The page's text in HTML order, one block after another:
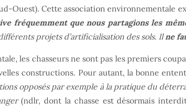
Ouest). Cette association environnementale
fréquemment que nous partagions les
projets d’artificialisation des sols. Ilne
les chasseurs ne sont pas les premiers
constructions. Pour autant, la bonne
opposés par exemple à la pratique du
(ndlr, dont la chasse est désormais